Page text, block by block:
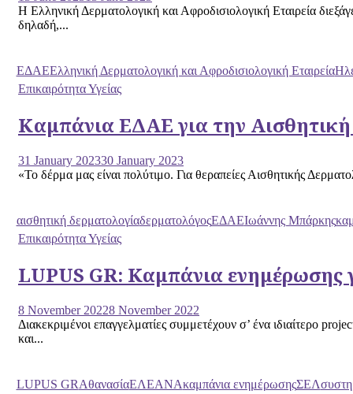
Η Ελληνική Δερματολογική και Αφροδισιολογική Εταιρεία
δηλαδή,...
ΕΔΑΕΕλληνική Δερματολογική και Αφροδισιολογική Εταιρεία
Επικαιρότητα Υγείας
Καμπάνια ΕΔΑΕ για την
31 January 202330 January 2023
«Το δέρμα μας είναι πολύτιμο. Για θεραπείες Αισθητικής
αισθητική δερματολογίαδερματολόγοςΕΔΑΕΙωάννης Μπάρκης
Επικαιρότητα Υγείας
LUPUS GR: Kαμπάνια
8 November 20228 November 2022
Διακεκριμένοι επαγγελματίες συμμετέχουν σ’ ένα ιδιαίτερο
και...
LUPUS GRΑθανασίαΕΛΕΑΝΑκαμπάνια ενημέρωσηςΣΕΛ